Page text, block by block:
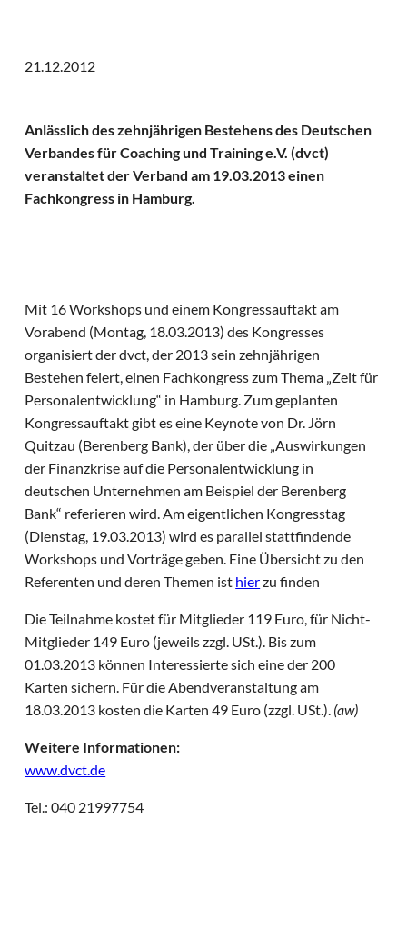
21.12.2012
Anlässlich des zehnjährigen Bestehens des Deutschen
Verbandes für Coaching und Training e.V. (dvct)
veranstaltet der Verband am 19.03.2013 einen
Fachkongress in Hamburg.
Mit 16 Workshops und einem Kongressauftakt am
Vorabend (Montag, 18.03.2013) des Kongresses
organisiert der dvct, der 2013 sein zehnjährigen
Bestehen feiert, einen Fachkongress zum Thema „Zeit für
Personalentwicklung“ in Hamburg. Zum geplanten
Kongressauftakt gibt es eine Keynote von Dr. Jörn
Quitzau (Berenberg Bank), der über die „Auswirkungen
der Finanzkrise auf die Personalentwicklung in
deutschen Unternehmen am Beispiel der Berenberg
Bank“ referieren wird. Am eigentlichen Kongresstag
(Dienstag, 19.03.2013) wird es parallel stattfindende
Workshops und Vorträge geben. Eine Übersicht zu den
Referenten und deren Themen ist hierzu finden
Die Teilnahme kostet für Mitglieder 119 Euro, für Nicht-
Mitglieder 149 Euro (jeweils zzgl. USt.). Bis zum
01.03.2013 können Interessierte sich eine der 200
Karten sichern. Für die Abendveranstaltung am
18.03.2013 kosten die Karten 49 Euro (zzgl. USt.). (aw)
Weitere Informationen:
www.dvct.de
Tel.: 040 21997754